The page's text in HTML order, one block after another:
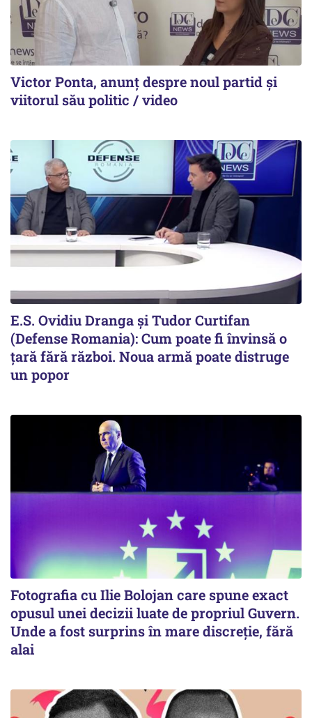
Victor Ponta, anunț despre noul partid și
viitorul său politic / video
E.S. Ovidiu Dranga și Tudor Curtifan
(Defense Romania): Cum poate fi învinsă o
țară fără război. Noua armă poate distruge
un popor
Fotografia cu Ilie Bolojan care spune exact
opusul unei decizii luate de propriul Guvern.
Unde a fost surprins în mare discreție, fără
alai